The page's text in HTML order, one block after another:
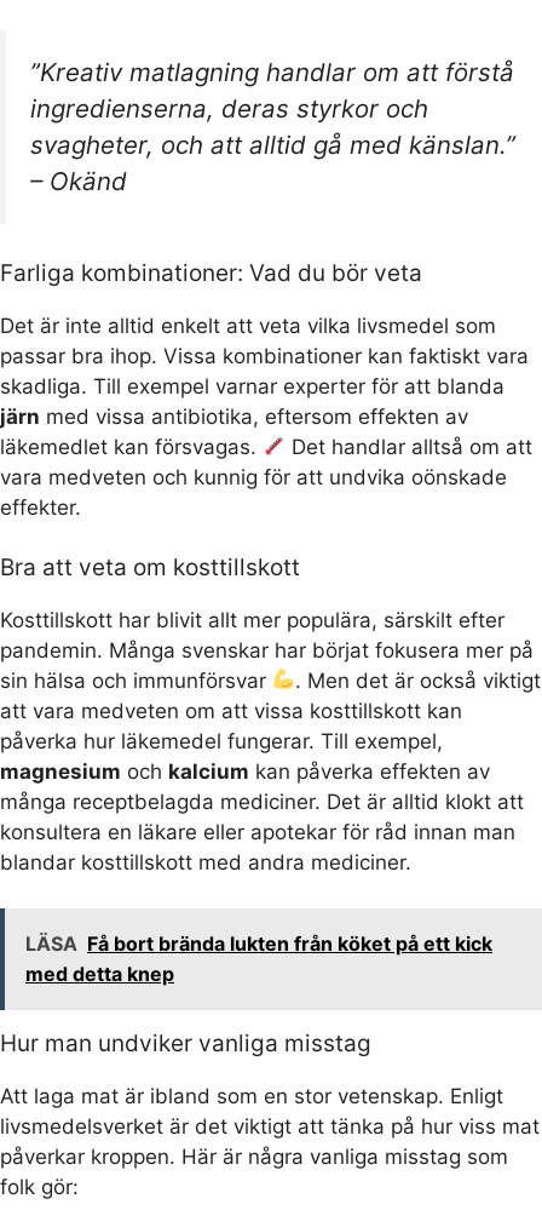
”Kreativ matlagning handlar om att förstå
ingredienserna, deras styrkor och
svagheter, och att alltid gå med känslan.”
– Okänd
Farliga kombinationer: Vad du bör veta
Det är inte alltid enkelt att veta vilka livsmedel som
passar bra ihop. Vissa kombinationer kan faktiskt vara
skadliga. Till exempel varnar experter för att blanda
järn med vissa antibiotika, eftersom effekten av
läkemedlet kan försvagas.
Det handlar alltså om att
vara medveten och kunnig för att undvika oönskade
effekter.
Bra att veta om kosttillskott
Kosttillskott har blivit allt mer populära, särskilt efter
pandemin. Många svenskar har börjat fokusera mer på
sin hälsa och immunförsvar
. Men det är också viktigt
att vara medveten om att vissa kosttillskott kan
påverka hur läkemedel fungerar. Till exempel,
magnesium och kalcium kan påverka effekten av
många receptbelagda mediciner. Det är alltid klokt att
konsultera en läkare eller apotekar för råd innan man
blandar kosttillskott med andra mediciner.
LÄSA Få bort brända lukten från köket på ett kick
med detta knep
Hur man undviker vanliga misstag
Att laga mat är ibland som en stor vetenskap. Enligt
livsmedelsverket är det viktigt att tänka på hur viss mat
påverkar kroppen. Här är några vanliga misstag som
folk gör: